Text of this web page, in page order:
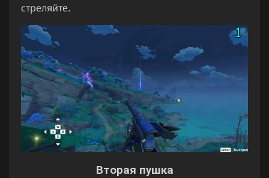
стреляйте.
Вторая пушка